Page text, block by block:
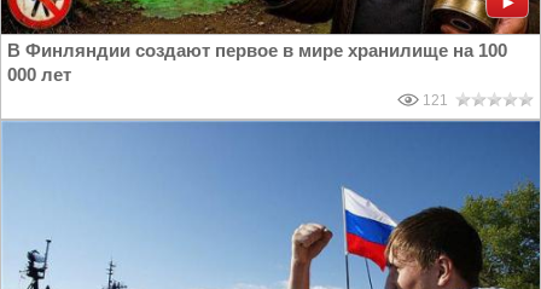
В Финляндии создают первое в мире хранилище на 100
000 лет
121